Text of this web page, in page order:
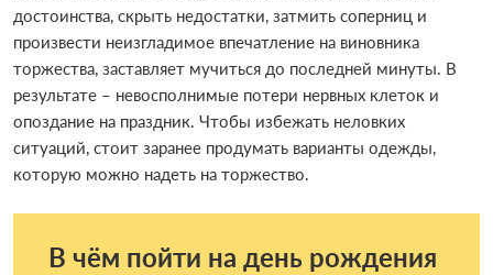
достоинства, скрыть недостатки, затмить соперниц и
произвести неизгладимое впечатление на виновника
торжества, заставляет мучиться до последней минуты. В
результате – невосполнимые потери нервных клеток и
опоздание на праздник. Чтобы избежать неловких
ситуаций, стоит заранее продумать варианты одежды,
которую можно надеть на торжество.
В чём пойти на день рождения